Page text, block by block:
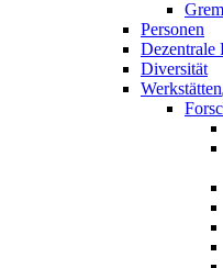
Personen
Dezentrale
Diversität
Werkstätten